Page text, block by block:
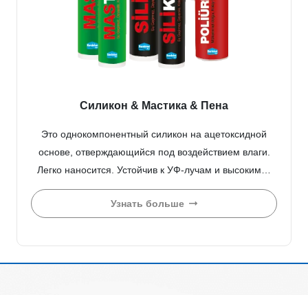
Силикон & Мастика & Пена
Это однокомпонентный силикон на ацетоксидной
основе, отверждающийся под воздействием влаги.
Легко наносится. Устойчив к УФ-лучам и высоким…
Узнать больше